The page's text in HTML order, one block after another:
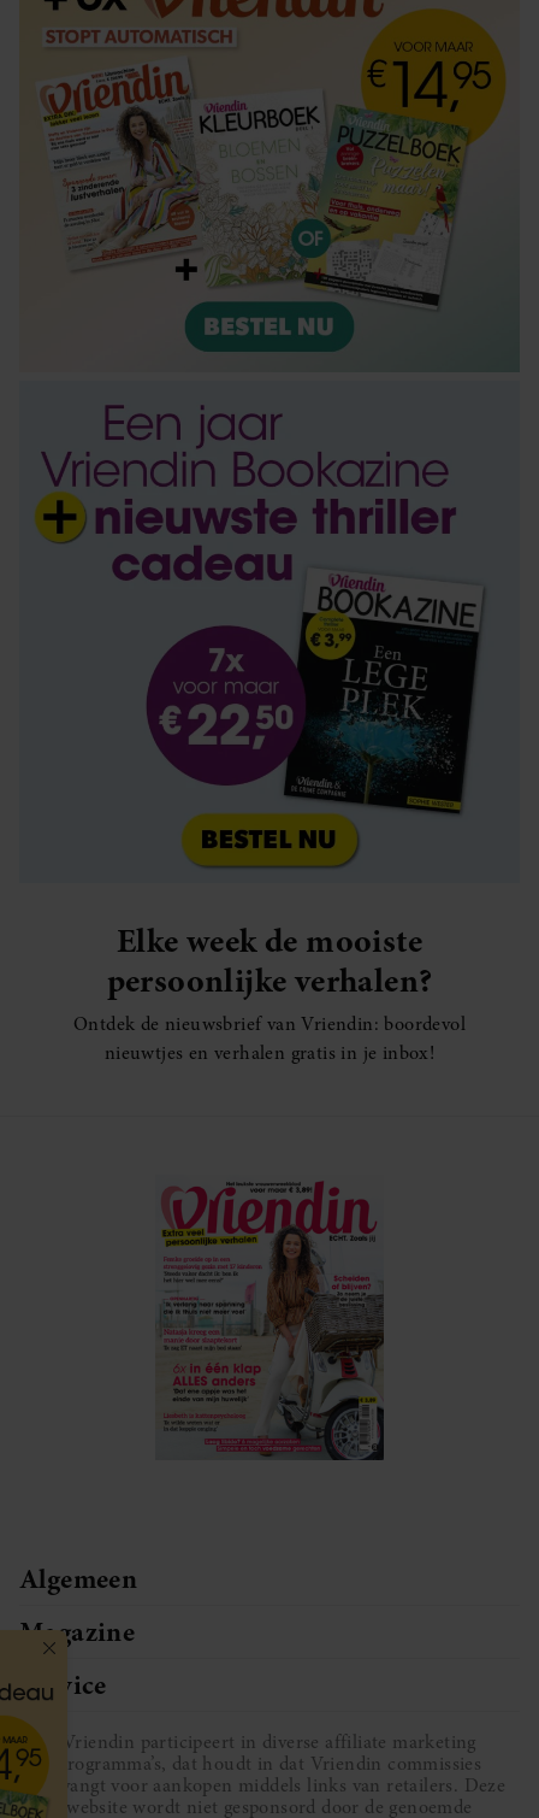
informatie over uw gebruik van onze site met onze
partners voor social media, adverteren en analyse. Deze
partners kunnen deze gegevens combineren met andere
informatie die u aan ze heeft verstrekt of die ze hebben
verzameld op basis van uw gebruik van hun services. U
gaat akkoord met onze cookies als u onze website blijft
gebruiken.
Elke week de mooiste
persoonlijke verhalen?
Ontdek de nieuwsbrief van Vriendin: boordevol
nieuwtjes en verhalen gratis in je inbox!
Algemeen
Magazine
Service
Vriendin participeert in diverse affiliate marketing
programma’s, dat houdt in dat Vriendin commissies
ontvangt voor aankopen middels links van retailers. Deze
website wordt niet gesponsord door de genoemde